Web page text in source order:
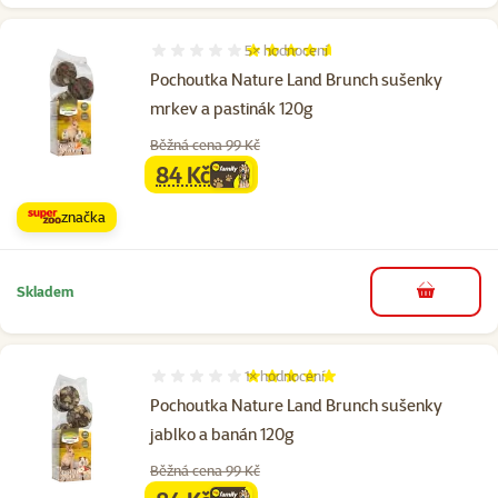
Pochoutka Nature Land Brunch sušenky
mrkev a pastinák 120g
Hodnocení 92%, počet hodnocení: 5
5× hodnocení
Běžná cena 99 Kč
familycena
84 Kč
značka
Skladem do košíku
Pochoutka Nature Land Brunch sušenky
jablko a banán 120g
Hodnocení 100%, počet hodnocení: 1
1×hodnocení
Běžná cena 99 Kč